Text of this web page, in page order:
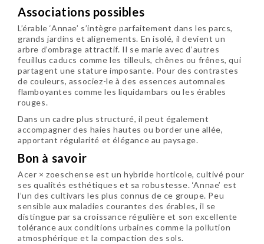
Associations possibles
L’érable ‘Annae’ s’intègre parfaitement dans les parcs,
grands jardins et alignements. En isolé, il devient un
arbre d’ombrage attractif. Il se marie avec d’autres
feuillus caducs comme les tilleuls, chênes ou frênes, qui
partagent une stature imposante. Pour des contrastes
de couleurs, associez-le à des essences automnales
flamboyantes comme les liquidambars ou les érables
rouges.
Dans un cadre plus structuré, il peut également
accompagner des haies hautes ou border une allée,
apportant régularité et élégance au paysage.
Bon à savoir
Acer × zoeschense est un hybride horticole, cultivé pour
ses qualités esthétiques et sa robustesse. ‘Annae’ est
l’un des cultivars les plus connus de ce groupe. Peu
sensible aux maladies courantes des érables, il se
distingue par sa croissance régulière et son excellente
tolérance aux conditions urbaines comme la pollution
atmosphérique et la compaction des sols.